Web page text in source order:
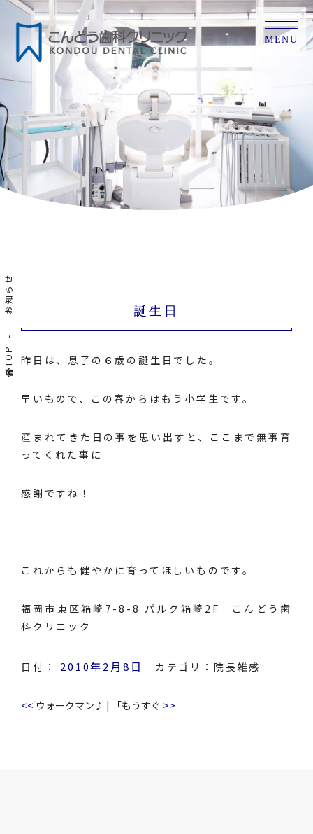
MENU
TOP
お知らせ 誕生日
昨日は、息子の６歳の誕生日でした。
早いもので、この春からはもう小学生です。
産まれてきた日の事を思い出すと、ここまで無事育
ってくれた事に
感謝ですね！
これからも健やかに育ってほしいものです。
福岡市東区箱崎7-8-8 パルク箱崎2F こんどう歯
科クリニック
日付： 2010年2月8日 カテゴリ： 院長雑感
<< ウォークマン♪ | 「もうすぐ >>